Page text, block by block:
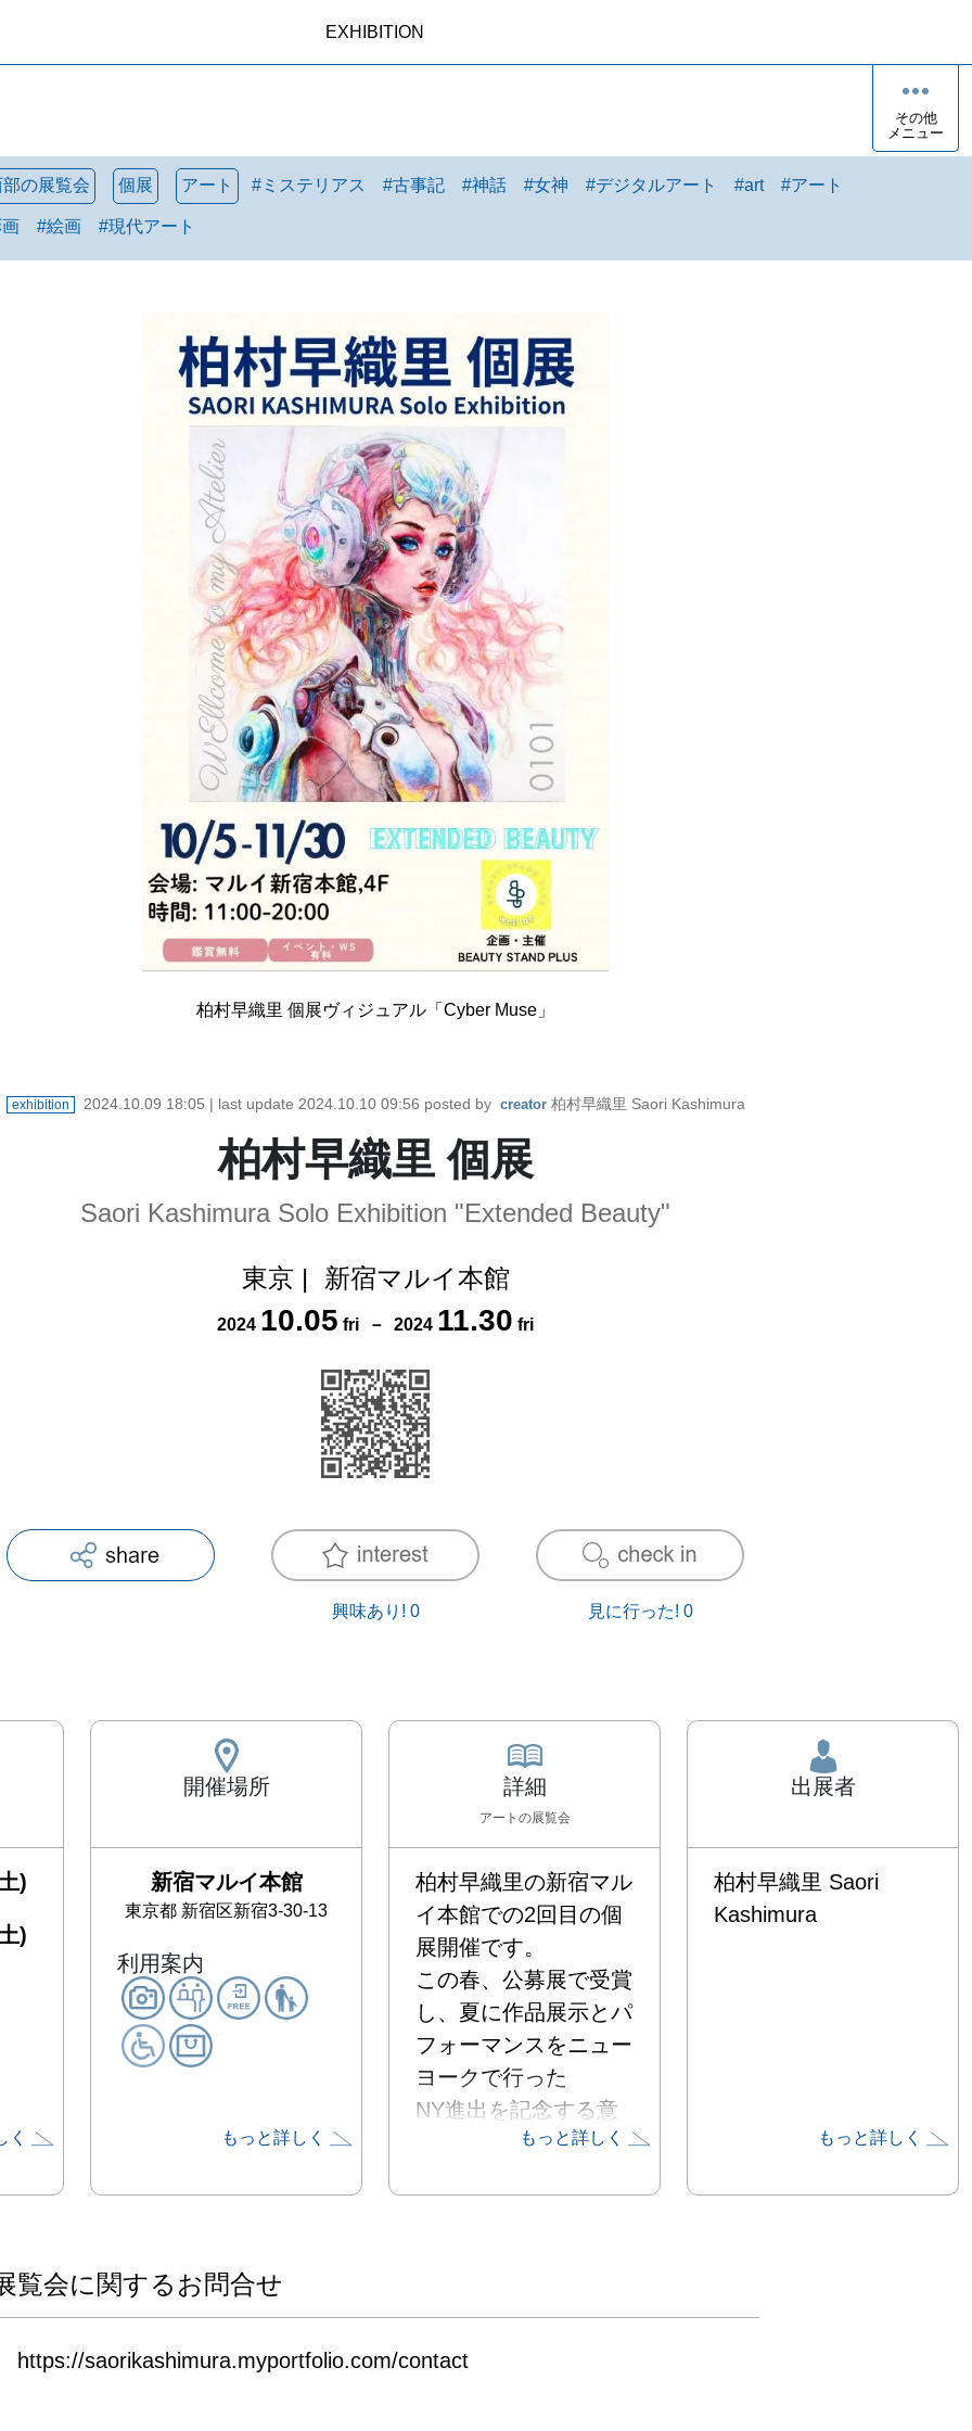
EXHIBITION
その他
メニュー
の展覧会 個展 アート # ミステリアス #古事記 #神話 #女神 #デジタルアート #art #アート
#絵画 #現代アート
柏村早織里 個展ヴィジュアル「Cyber Muse」
exhibition 2024.10.09 18:05 | last update 2024.10.10 09:56 posted by creator 柏村早織里 Saori Kashimura
柏村早織里 個展
Saori Kashimura Solo Exhibition "Extended Beauty"
東京 | 新宿マルイ本館
2024 10.05 fri － 2024 11.30 fri
興味あり! 0 見に行った! 0
)
)
く
開催場所
新宿マルイ本館
東京都 新宿区新宿3-30-13
利用案内
もっと詳しく
詳細
アート の展覧会
柏村早織里の新宿マル
イ本館での2回目の個
展開催です。
この春、公募展で受賞
し、夏に作品展示とパ
フォーマンスをニュー
ヨークで行った
NY進出を記念する意
味も含めた回顧展とな
今回は、4階のテナン
もっと詳しく
出展者
柏村早織里 Saori
Kashimura
もっと詳しく
覧会に関するお問合せ
https://saorikashimura.myportfolio.com/contact